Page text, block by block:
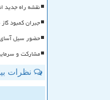
نقشه راه جدید
جبران کمبود
حضور سیل آسای
مشارکت و
نظرات